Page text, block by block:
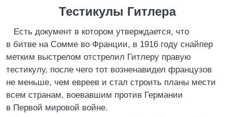
Тестикулы Гитлера
Есть документ в котором утверждается, что
в битве на Сомме во Франции, в 1916 году снайпер
метким выстрелом отстрелил Гитлеру правую
тестикулу, после чего тот возненавидел французов
не меньше, чем евреев и стал строить планы мести
всем странам, воевавшим против Германии
в Первой мировой войне.